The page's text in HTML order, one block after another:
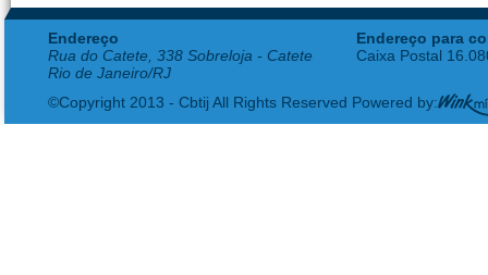
Endereço
Rua do Catete, 338 Sobreloja - Catete
Rio de Janeiro/RJ
Endereço para
Caixa Postal
©Copyright 2013 - Cbtij All Rights Reserved Powered by: